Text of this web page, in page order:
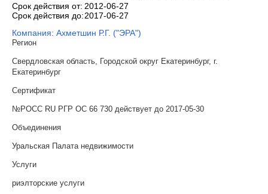
Срок действия от: 2012-06-27
Срок действия до:2017-06-27
Компания: Ахметшин Р.Г. ("ЭРА")
Регион
Свердловская область, Городской округ Екатеринбург, г.
Екатеринбург
Сертификат
№РОСС RU РГР ОС 66 730 действует до 2017-05-30
Объединения
Уральская Палата недвижимости
Услуги
риэлторские услуги